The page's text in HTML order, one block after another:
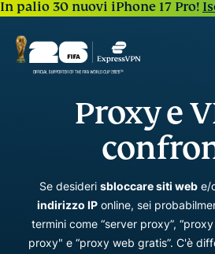
In palio 30 nuovi iPhone 17 Pro!
Proxy e
Se desideri sbloccare siti webe/
indirizzo IPonline, sei
termini come “server proxy”,
proxy" e “proxy web gratis”. C'è